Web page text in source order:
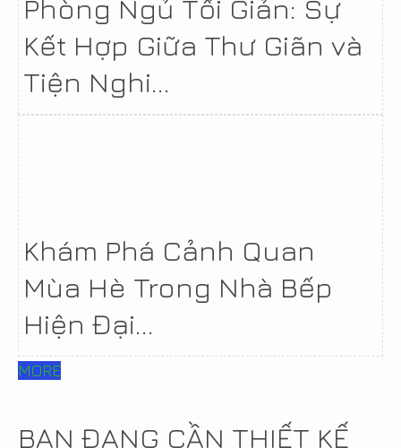
Phòng Ngủ Tối Giản: Sự
Kết Hợp Giữa Thư Giãn và
Tiện Nghi...
Khám Phá Cảnh Quan
Mùa Hè Trong Nhà Bếp
Hiện Đại...
MORE
BẠN ĐANG CẦN THIẾT KẾ